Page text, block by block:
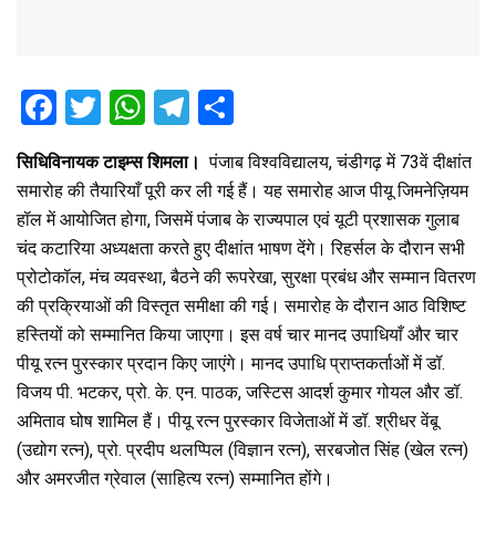
F
a
ce
b
o
o
k
T
tt
er
W
h
at
s
A
p
p
T
e
gr
a
m
h
ar
e
सिधिविनायक टाइम्स शिमला। पंजाब विश्वविद्यालय, चंडीगढ़ में 73वें दीक्षांत
समारोह की तैयारियाँ पूरी कर ली गई हैं। यह समारोह आज पीयू जिमनेज़ियम
हॉल में आयोजित होगा, जिसमें पंजाब के राज्यपाल एवं यूटी प्रशासक गुलाब
चंद कटारिया अध्यक्षता करते हुए दीक्षांत भाषण देंगे। रिहर्सल के दौरान सभी
प्रोटोकॉल, मंच व्यवस्था, बैठने की रूपरेखा, सुरक्षा प्रबंध और सम्मान वितरण
की प्रक्रियाओं की विस्तृत समीक्षा की गई। समारोह के दौरान आठ विशिष्ट
हस्तियों को सम्मानित किया जाएगा। इस वर्ष चार मानद उपाधियाँ और चार
पीयू रत्न पुरस्कार प्रदान किए जाएंगे। मानद उपाधि प्राप्तकर्ताओं में डॉ.
विजय पी. भटकर, प्रो. के. एन. पाठक, जस्टिस आदर्श कुमार गोयल और डॉ.
अमिताव घोष शामिल हैं। पीयू रत्न पुरस्कार विजेताओं में डॉ. श्रीधर वेंबू
(उद्योग रत्न), प्रो. प्रदीप थलप्पिल (विज्ञान रत्न), सरबजोत सिंह (खेल रत्न)
और अमरजीत ग्रेवाल (साहित्य रत्न) सम्मानित होंगे।